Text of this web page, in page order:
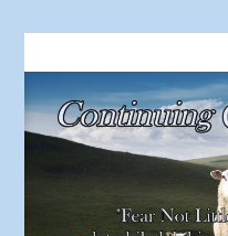
content